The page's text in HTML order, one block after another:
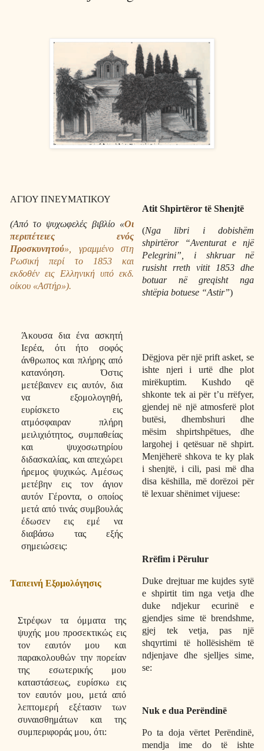
ΑΓΙΟΥ ΠΝΕΥΜΑΤΙΚΟΥ
(Από το ψυχωφελές βιβλίο «Οι
περιπέτειες ενός
Προσκυνητού», γραμμένο στη
Ρωσική περί το 1853 και
εκδοθέν εις Ελληνική υπό εκδ.
οίκου «Αστήρ»).
Άκουσα δια ένα ασκητή
Ιερέα, ότι ήτο σοφός
άνθρωπος και πλήρης από
κατανόηση. Όστις
μετέβαινεν εις αυτόν, δια
να εξομολογηθή,
ευρίσκετο εις
ατμόσφαιραν πλήρη
μειλιχιότητος, συμπαθείας
και ψυχοσωτηρίου
διδασκαλίας, και απεχώρει
ήρεμος ψυχικώς. Αμέσως
μετέβην εις τον άγιον
αυτόν Γέροντα, ο οποίος
μετά από τινάς συμβουλάς
έδωσεν εις εμέ να
διαβάσω τας εξής
σημειώσεις:
Ταπεινή Εξομολόγησις
Στρέφων τα όμματα της
ψυχής μου προσεκτικώς εις
τον εαυτόν μου και
παρακολουθών την πορείαν
της εσωτερικής μου
καταστάσεως, ευρίσκω εις
τον εαυτόν μου, μετά από
λεπτομερή εξέτασιν των
συναισθημάτων και της
συμπεριφοράς μου, ότι:
Atit Shpirtëror të Shenjtë
(Nga libri i dobishëm
shpirtëror “Aventurat e një
Pelegrini”, i shkruar në
rusisht rreth vitit 1853 dhe
botuar në greqisht nga
shtëpia botuese “Astir”)
Dëgjova për një prift asket, se
ishte njeri i urtë dhe plot
mirëkuptim. Kushdo që
shkonte tek ai për t’u rrëfyer,
gjendej në një atmosferë plot
butësi, dhembshuri dhe
mësim shpirtshpëtues, dhe
largohej i qetësuar në shpirt.
Menjëherë shkova te ky plak
i shenjtë, i cili, pasi më dha
disa këshilla, më dorëzoi për
të lexuar shënimet vijuese:
Rrëfim i Përulur
Duke drejtuar me kujdes sytë
e shpirtit tim nga vetja dhe
duke ndjekur ecurinë e
gjendjes sime të brendshme,
gjej tek vetja, pas një
shqyrtimi të hollësishëm të
ndjenjave dhe sjelljes sime,
se:
Nuk e dua Perëndinë
Po ta doja vërtet Perëndinë,
mendja ime do të ishte